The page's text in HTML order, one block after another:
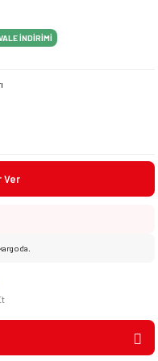
İNDİRİMİ
Ver